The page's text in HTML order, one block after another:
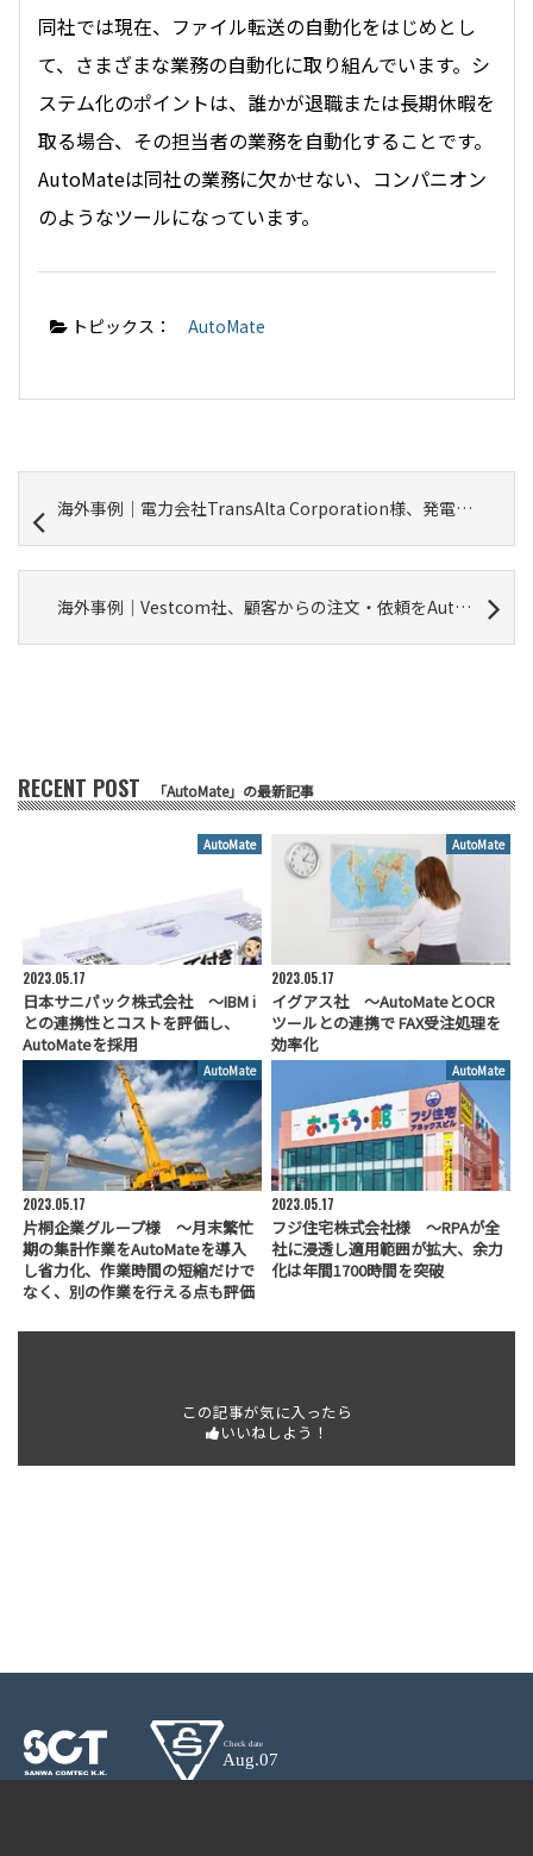
同社では現在、ファイル転送の自動化をはじめとし
て、さまざまな業務の自動化に取り組んでいます。シ
ステム化のポイントは、誰かが退職または長期休暇を
取る場合、その担当者の業務を自動化することです。
AutoMateは同社の業務に欠かせない、コンパニオン
のようなツールになっています。
トピックス： AutoMate
海外事例｜電力会社TransAlta Corporation様、発電装置からのイベントログ収集をAutoMateで安全に自動管理
海外事例｜Vestcom社、顧客からの注文・依頼をAutoMateで自動処理、翌日納品を実現
RECENT POST 「AutoMate」の最新記事
AutoMate
2023.05.17
日本サニパック株式会社 ～IBM i
との連携性とコストを評価し、
AutoMateを採用
AutoMate
2023.05.17
イグアス社 ～AutoMateとOCR
ツールとの連携で FAX受注処理を
効率化
AutoMate
2023.05.17
片桐企業グループ様 ～月末繁忙
期の集計作業をAutoMateを導入
し省力化、作業時間の短縮だけで
なく、別の作業を行える点も評価
AutoMate
2023.05.17
フジ住宅株式会社様 ～RPAが全
社に浸透し適用範囲が拡大、余力
化は年間1700時間を突破
この記事が気に入ったら
いいねしよう！